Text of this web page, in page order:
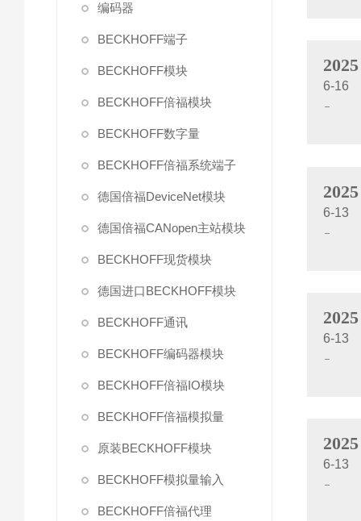
编码器
BECKHOFF端子
BECKHOFF模块
BECKHOFF倍福模块
BECKHOFF数字量
BECKHOFF倍福系统端子
德国倍福DeviceNet模块
德国倍福CANopen主站模块
BECKHOFF现货模块
德国进口BECKHOFF模块
BECKHOFF通讯
BECKHOFF编码器模块
BECKHOFF倍福IO模块
BECKHOFF倍福模拟量
原装BECKHOFF模块
BECKHOFF模拟量输入
BECKHOFF倍福代理
2025
6-16
2025
6-13
2025
6-13
2025
6-13